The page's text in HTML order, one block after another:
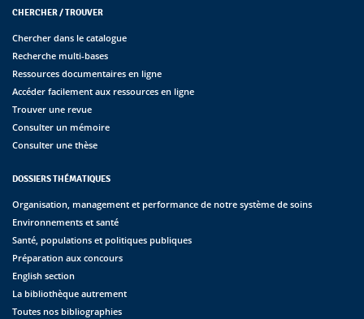
CHERCHER / TROUVER
Chercher dans le catalogue
Recherche multi-bases
Ressources documentaires en ligne
Accéder facilement aux ressources en ligne
Trouver une revue
Consulter un mémoire
Consulter une thèse
DOSSIERS THÉMATIQUES
Organisation, management et performance de notre système de soins
Environnements et santé
Santé, populations et politiques publiques
Préparation aux concours
English section
La bibliothèque autrement
Toutes nos bibliographies